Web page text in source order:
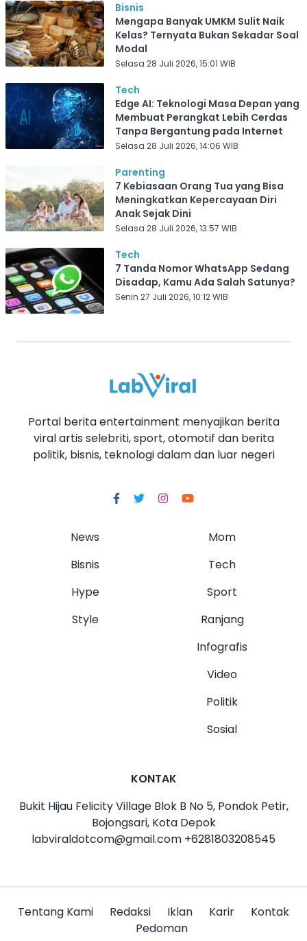
Bisnis
Mengapa Banyak UMKM Sulit Naik
Kelas? Ternyata Bukan Sekadar Soal
Modal
Selasa 28 Juli 2026, 15:01 WIB
Tech
Edge AI: Teknologi Masa Depan yang
Membuat Perangkat Lebih Cerdas
Tanpa Bergantung pada Internet
Selasa 28 Juli 2026, 14:06 WIB
Parenting
7 Kebiasaan Orang Tua yang Bisa
Meningkatkan Kepercayaan Diri
Anak Sejak Dini
Selasa 28 Juli 2026, 13:57 WIB
Tech
7 Tanda Nomor WhatsApp Sedang
Disadap, Kamu Ada Salah Satunya?
Senin 27 Juli 2026, 10:12 WIB
Portal berita entertainment menyajikan berita
viral artis selebriti, sport, otomotif dan berita
politik, bisnis, teknologi dalam dan luar negeri
News
Bisnis
Hype
Style
Mom
Tech
Sport
Ranjang
Infografis
Video
Politik
Sosial
KONTAK
Bukit Hijau Felicity Village Blok B No 5, Pondok Petir,
Bojongsari, Kota Depok
labviraldotcom@gmail.com +6281803208545
Tentang Kami Redaksi Iklan Karir
Kontak
Pedoman